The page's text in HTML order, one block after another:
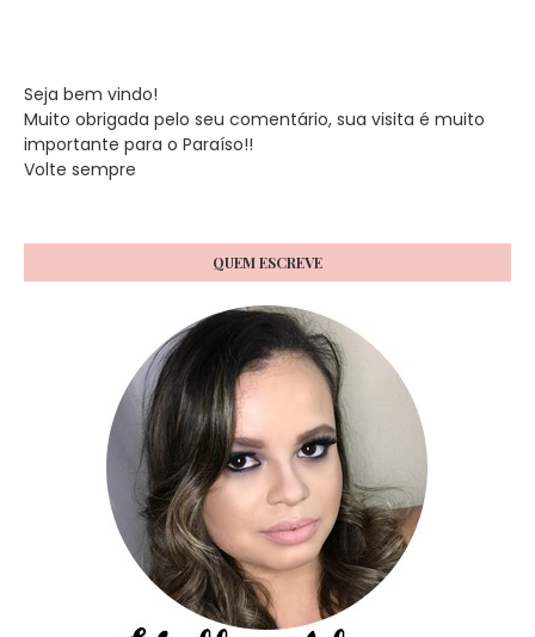
Seja bem vindo!
Muito obrigada pelo seu comentário, sua visita é muito
importante para o Paraíso!!
Volte sempre
QUEM ESCREVE